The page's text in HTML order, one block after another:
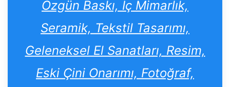
Özgün Baskı, İç Mimarlık,
Seramik, Tekstil Tasarımı,
Geleneksel El Sanatları, Resim,
Eski Çini Onarımı, Fotoğraf,